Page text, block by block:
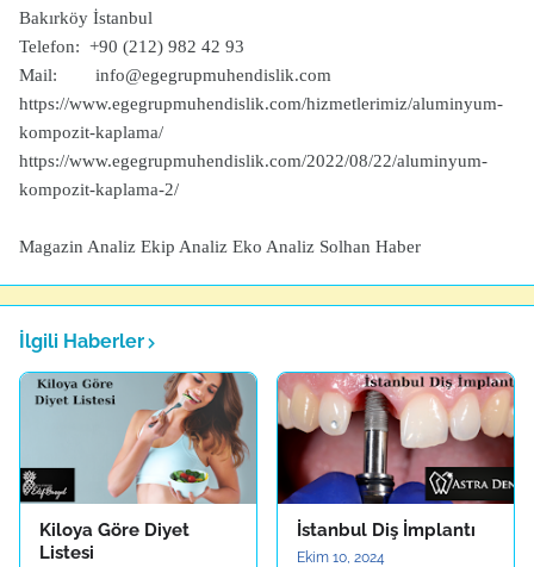
Bakırköy İstanbul
Telefon: +90 (212) 982 42 93
Mail: info@egegrupmuhendislik.com
https://www.egegrupmuhendislik.com/hizmetlerimiz/aluminyum-
kompozit-kaplama/
https://www.egegrupmuhendislik.com/2022/08/22/aluminyum-
kompozit-kaplama-2/
Magazin Analiz Ekip Analiz Eko Analiz Solhan Haber
İlgili Haberler
Kiloya Göre Diyet
Listesi
İstanbul Diş İmplantı
Ekim 10, 2024